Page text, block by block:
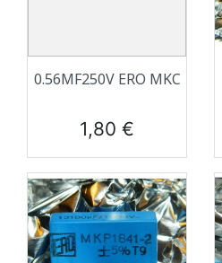
0.56ΜF250V ERO MKC
Prix
1,80 €